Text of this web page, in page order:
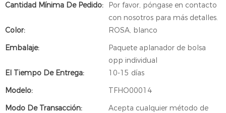
Cantidad Mínima De Pedido:
Por favor, póngase en contacto
con nosotros para más detalles.
Color:
ROSA, blanco
Embalaje:
Paquete aplanador de bolsa
opp individual
El Tiempo De Entrega:
10-15 días
Modelo:
TFHO00014
Modo De Transacción:
Acepta cualquier método de